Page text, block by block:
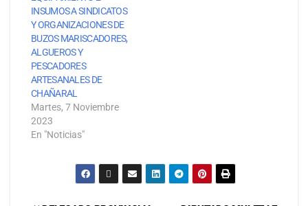
INSUMOS A SINDICATOS
Y ORGANIZACIONES DE
BUZOS MARISCADORES,
ALGUEROS Y
PESCADORES
ARTESANALES DE
CHAÑARAL
Martes, 7 Noviembre
2023
En "Noticias"